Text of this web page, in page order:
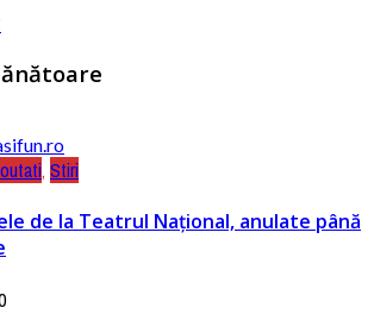
, Stiri
de la Teatrul Național, anulate până